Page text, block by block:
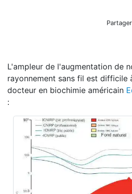
Depuis les années 1940, le
L'ampleur de l'augmentation de
rayonnement sans fil est difficile
docteur en biochimie américain
: